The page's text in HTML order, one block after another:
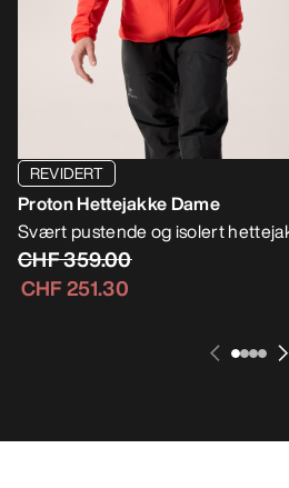
REVIDERT
Proton Hettejakke Dame
Svært pustende og isolert
CHF 359.00
CHF 251.30